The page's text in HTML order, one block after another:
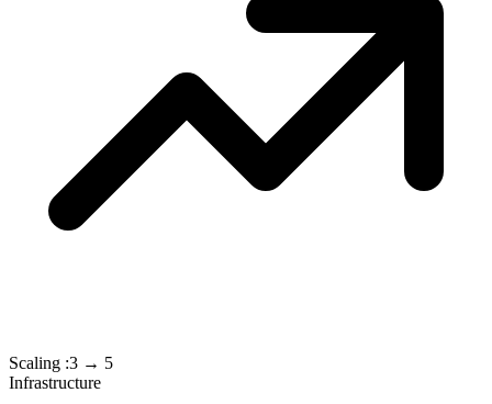
Scaling :3 → 5
Infrastructure